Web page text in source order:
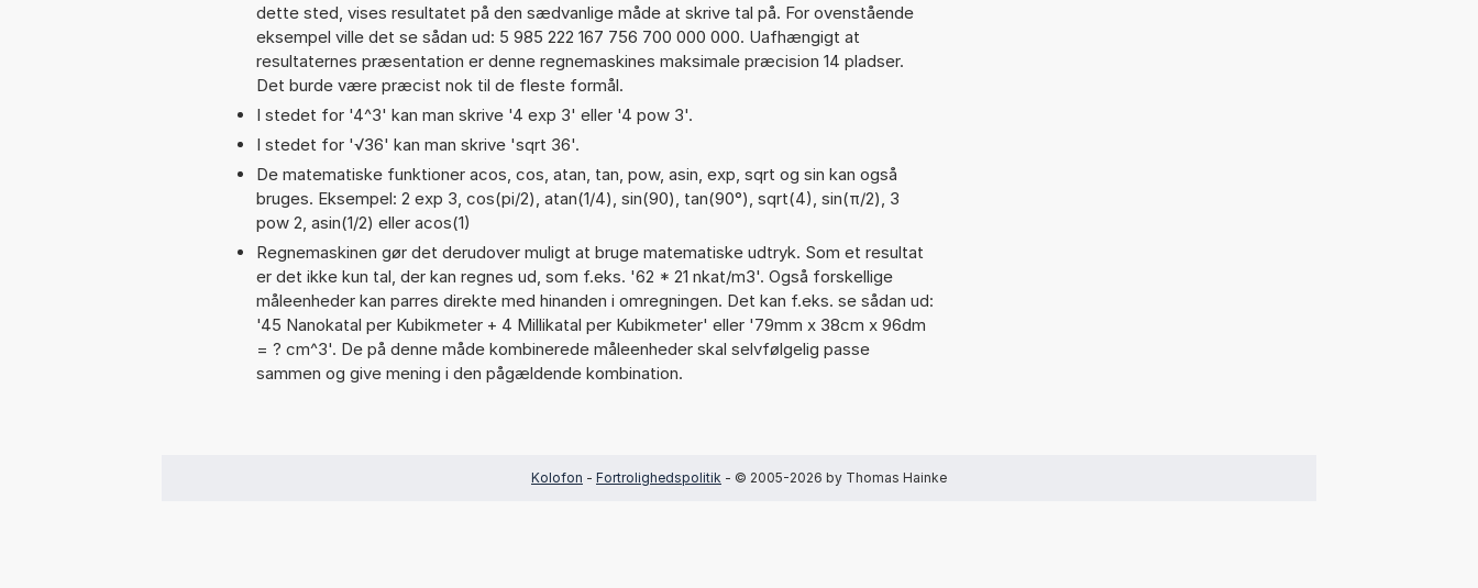
dette sted, vises resultatet på den sædvanlige måde at skrive tal på. For ovenstående
eksempel ville det se sådan ud: 5 985 222 167 756 700 000 000. Uafhængigt at
resultaternes præsentation er denne regnemaskines maksimale præcision 14 pladser.
Det burde være præcist nok til de fleste formål.
I stedet for '4^3' kan man skrive '4 exp 3' eller '4 pow 3'.
I stedet for '√36' kan man skrive 'sqrt 36'.
De matematiske funktioner acos, cos, atan, tan, pow, asin, exp, sqrt og sin kan også
bruges. Eksempel: 2 exp 3, cos(pi/2), atan(1/4), sin(90), tan(90°), sqrt(4), sin(π/2), 3
pow 2, asin(1/2) eller acos(1)
Regnemaskinen gør det derudover muligt at bruge matematiske udtryk. Som et resultat
er det ikke kun tal, der kan regnes ud, som f.eks. '62 * 21 nkat/m3'. Også forskellige
måleenheder kan parres direkte med hinanden i omregningen. Det kan f.eks. se sådan ud:
'45 Nanokatal per Kubikmeter + 4 Millikatal per Kubikmeter' eller '79mm x 38cm x 96dm
= ? cm^3'. De på denne måde kombinerede måleenheder skal selvfølgelig passe
sammen og give mening i den pågældende kombination.
Kolofon - Fortrolighedspolitik - © 2005-2026 by Thomas Hainke